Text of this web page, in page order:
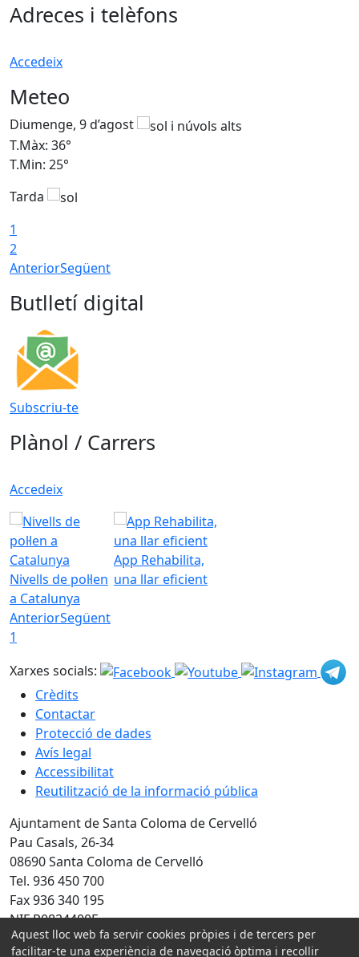
Adreces i telèfons
Accedeix
Meteo
Diumenge, 9 d’agost
T.Màx: 36°
T.Min: 25°
Tarda
1
2
AnteriorSegüent
Butlletí digital
Subscriu-te
Plànol / Carrers
Accedeix
Nivells de pol·len
a Catalunya
App Rehabilita,
una llar eficient
AnteriorSegüent
1
Xarxes socials:
Crèdits
Contactar
Protecció de dades
Avís legal
Accessibilitat
Reutilització de la informació pública
Ajuntament de Santa Coloma de Cervelló
Pau Casals, 26-34
08690 Santa Coloma de Cervelló
Tel. 936 450 700
Fax 936 340 195
NIF P0824400F
Amb la col·laboració de:
Aquest lloc web fa servir cookies pròpies i de tercers per
facilitar-te una experiència de navegació òptima i recollir